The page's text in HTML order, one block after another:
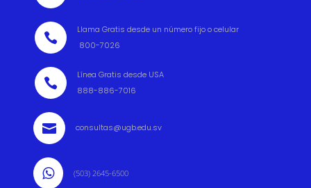

Llama Gratis desde un número fijo o celular
800-7026

Línea Gratis desde USA
888-886-7016
 consultas@ugb.edu.sv
 (503) 2645-6500